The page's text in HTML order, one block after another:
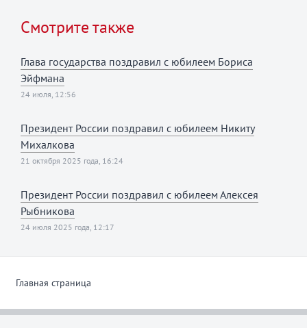
Смотрите также
Глава государства поздравил с юбилеем Бориса
Эйфмана
24 июля, 12:56
Президент России поздравил с юбилеем Никиту
Михалкова
21 октября 2025 года, 16:24
Президент России поздравил с юбилеем Алексея
Рыбникова
24 июля 2025 года, 12:17
Главная страница